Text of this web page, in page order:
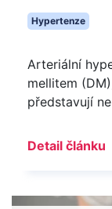
Hypertenze
Arteriální
mellitem
představují
Detail článku